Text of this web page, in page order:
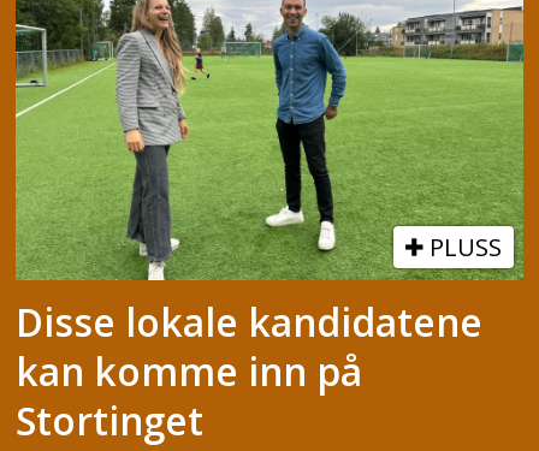
PLUSS
Disse lokale kandidatene
kan komme inn på
Stortinget